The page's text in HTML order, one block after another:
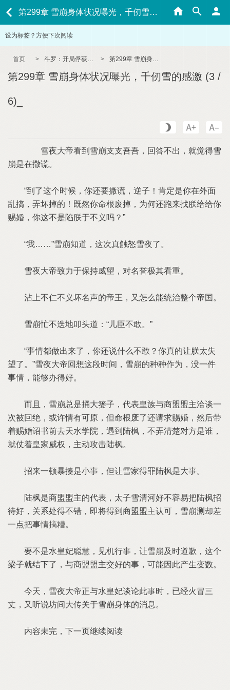
第299章 雪崩身体状况曝光，千仞雪的感激 (3 / 6)_
设为标签？方便下次阅读
首页 > 斗罗：开局俘获女神朱竹清 > 第299章 雪崩身体状况曝光，千仞雪的感激 (3 / 6)_
第299章 雪崩身体状况曝光，千仞雪的感激 (3 /
6)_
雪夜大帝看到雪崩支支吾吾，回答不出，就觉得雪
崩是在撒谎。
“到了这个时候，你还要撒谎，逆子！肯定是你在外面
乱搞，弄坏掉的！既然你命根废掉，为何还跑来找朕给给你
赐婚，你这不是陷朕于不义吗？”
“我……”雪崩知道，这次真触怒雪夜了。
雪夜大帝致力于保持威望，对名誉极其看重。
沾上不仁不义坏名声的帝王，又怎么能统治整个帝国。
雪崩忙不迭地叩头道：“儿臣不敢。”
“事情都做出来了，你还说什么不敢？你真的让朕太失
望了。”雪夜大帝回想这段时间，雪崩的种种作为，没一件
事情，能够办得好。
而且，雪崩总是捅大篓子，代表皇族与商盟盟主洽谈一
次被回绝，或许情有可原，但命根废了还请求赐婚，然后带
着赐婚诏书前去天水学院，遇到陆枫，不弄清楚对方是谁，
就仗着皇家威权，主动攻击陆枫。
招来一顿暴揍是小事，但让雪家得罪陆枫是大事。
陆枫是商盟盟主的代表，太子雪清河好不容易把陆枫招
待好，关系处得不错，即将得到商盟盟主认可，雪崩测却差
一点把事情搞糟。
要不是水皇妃聪慧，见机行事，让雪崩及时道歉，这个
梁子就结下了，与商盟盟主交好的事，可能因此产生变数。
今天，雪夜大帝正与水皇妃谈论此事时，已经火冒三
丈，又听说坊间大传关于雪崩身体的消息。
内容未完，下一页继续阅读